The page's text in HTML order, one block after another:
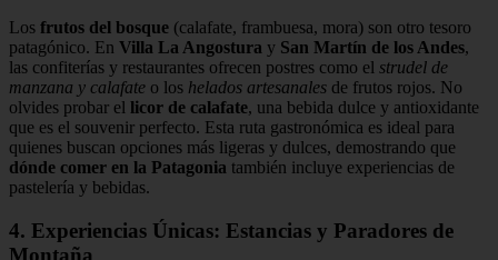
Los frutos del bosque (calafate, frambuesa, mora) son otro tesoro
patagónico. En Villa La Angostura y San Martín de los Andes,
las confiterías y restaurantes ofrecen postres como el strudel de
manzana y calafate o los helados artesanales de frutos rojos. No
olvides probar el licor de calafate, una bebida dulce y antioxidante
que es el souvenir perfecto. Esta ruta gastronómica es ideal para
quienes buscan opciones más ligeras y dulces, demostrando que
dónde comer en la Patagonia también incluye experiencias de
pastelería y bebidas.
4. Experiencias Únicas: Estancias y Paradores de
Montaña